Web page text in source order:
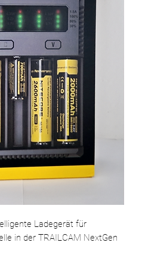
Ladegerät für
in der TRAILCAM NextGen